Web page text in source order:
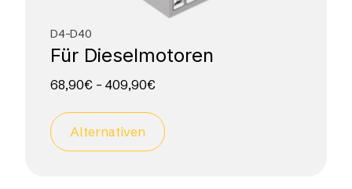
D4-D40
Für Dieselmotoren
68,90€ – 409,90€
Alternativen